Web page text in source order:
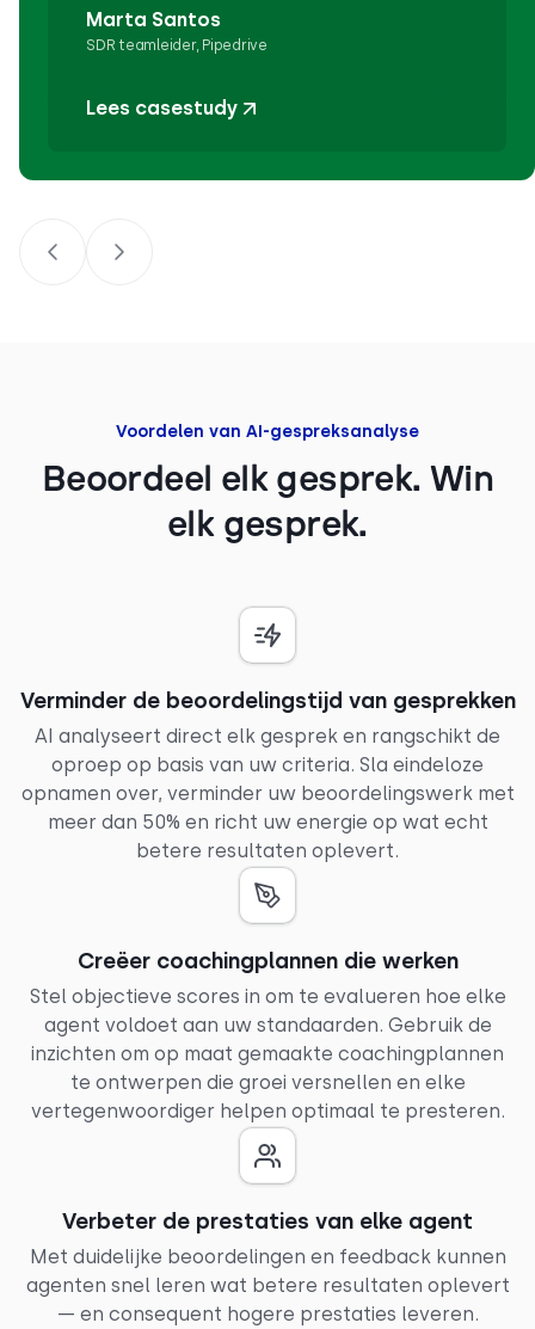
Marta Santos
SDR teamleider, Pipedrive
Lees casestudy
Voordelen van AI-gespreksanalyse
Beoordeel elk gesprek. Win
elk gesprek.
Verminder de beoordelingstijd van gesprekken
AI analyseert direct elk gesprek en rangschikt de
oproep op basis van uw criteria. Sla eindeloze
opnamen over, verminder uw beoordelingswerk met
meer dan 50% en richt uw energie op wat echt
betere resultaten oplevert.
Creëer coachingplannen die werken
Stel objectieve scores in om te evalueren hoe elke
agent voldoet aan uw standaarden. Gebruik de
inzichten om op maat gemaakte coachingplannen
te ontwerpen die groei versnellen en elke
vertegenwoordiger helpen optimaal te presteren.
Verbeter de prestaties van elke agent
Met duidelijke beoordelingen en feedback kunnen
agenten snel leren wat betere resultaten oplevert
— en consequent hogere prestaties leveren.